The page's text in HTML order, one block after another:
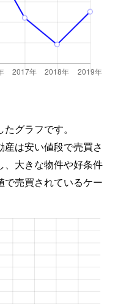
グラフです。
は安い値段で売買さ
、大きな物件や好条件
売買されているケー